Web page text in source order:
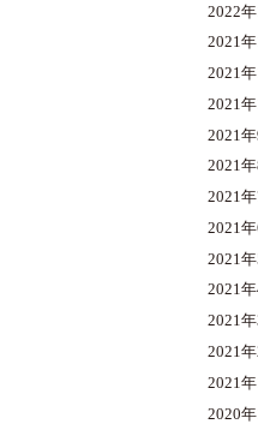
2022
2021年
2021年
2021年
2021
2021年
2021年
2021年
2021
2021年
2021年
2021年
2021年
2020